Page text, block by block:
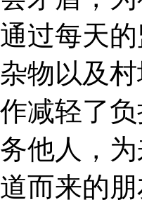
通过每天
杂物以及
作减轻了
务他人，
道而来的